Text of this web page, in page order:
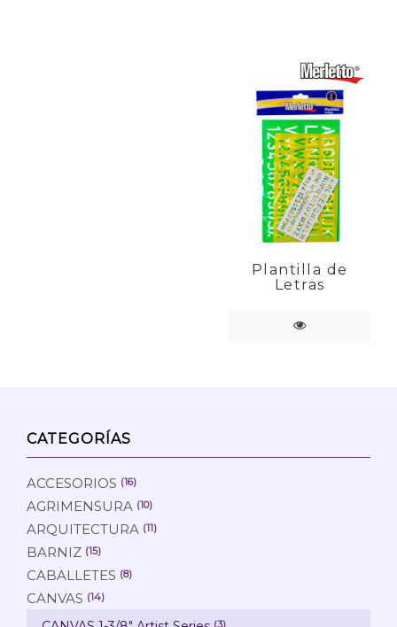
Plantilla de
Letras
CATEGORÍAS
ACCESORIOS (16)
AGRIMENSURA (10)
ARQUITECTURA (11)
BARNIZ (15)
CABALLETES (8)
CANVAS (14)